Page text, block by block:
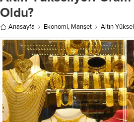
Oldu?
Anasayfa Ekonomi, Manşet Altın